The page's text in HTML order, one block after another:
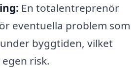
En totalentreprenör
eventuella problem som
byggtiden, vilket
risk.